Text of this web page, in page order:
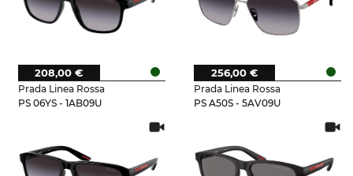
Prada Linea Rossa
PS 06YS - 1AB09U
208,00 €
Prada Linea Rossa
PS A50S - 5AV09U
256,00 €